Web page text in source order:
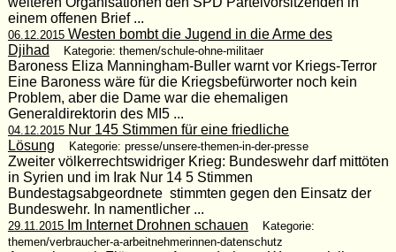
einem offenen Brief ...
06.12.2015Westen bombt die Jugend in die Arme des
Djihad
Kategorie: themen/schule-ohne-militaer
Baroness Eliza Manningham-Buller warnt vor Kriegs-Terror
Eine Baroness wäre für die Kriegsbefürworter noch kein
Problem, aber die Dame war die ehemaligen
Generaldirektorin des MI5 ...
04.12.2015Nur 145 Stimmen für eine friedliche
Lösung
Kategorie: presse/unsere-themen-in-der-presse
Zweiter völkerrechtswidriger Krieg: Bundeswehr darf mittöten
in Syrien und im Irak Nur 14 5 Stimmen
Bundestagsabgeordnete stimmten gegen den Einsatz der
Bundeswehr. In namentlicher ...
29.11.2015Im Internet Drohnen schauen
Kategorie:
themen/verbraucher-a-arbeitnehmerinnen-datenschutz